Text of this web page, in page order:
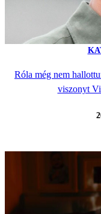
Róla még nem
viszonyt